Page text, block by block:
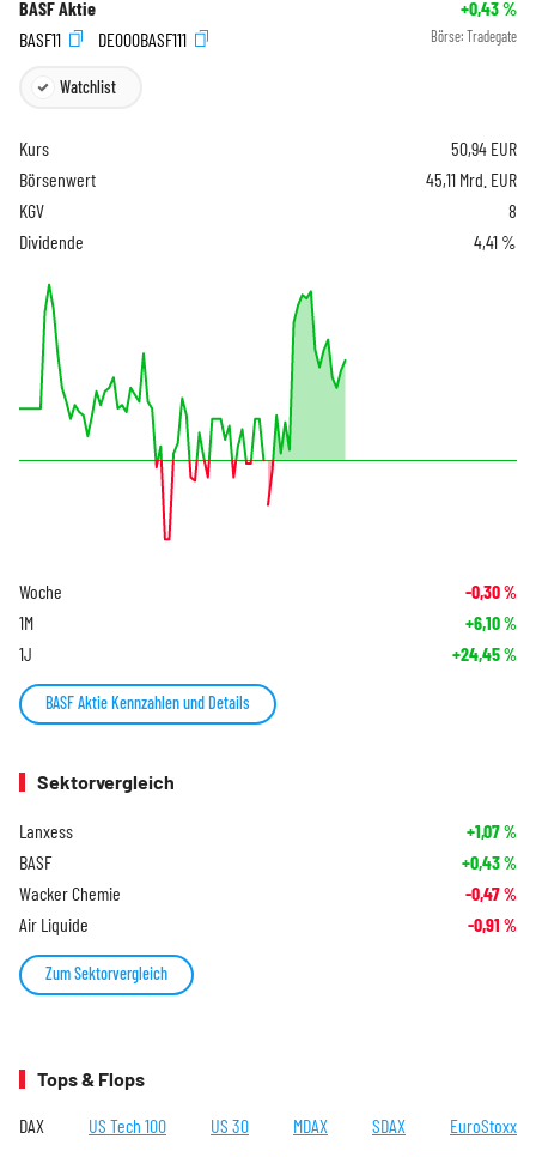
BASF Aktie +0,43%
BASF11
DE000BASF111 Börse: Tradegate
Watchlist
Kurs 50,94 EUR
Börsenwert
45,11 Mrd. EUR
KGV
8
Dividende
4,41 %
Woche -0,30%
1M +6,10%
1J +24,45%
BASF Aktie Kennzahlen und Details
Sektorvergleich
Lanxess +1,07%
BASF +0,43%
Wacker Chemie -0,47%
Air Liquide -0,91 %
Zum Sektorvergleich
Tops & Flops
DAX US Tech 100 US 30 MDAX SDAX EuroStoxx